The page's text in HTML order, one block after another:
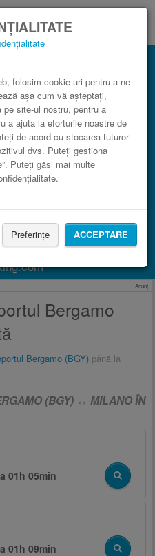
folosim cookie-uri pentru a ne
așa cum vă așteptați,
site-ul nostru, pentru a
a ajuta la eforturile noastre de
de acord cu stocarea tuturor
dvs. Puteți gestiona
Puteți găsi mai multe
Preferințe ACCEPTARE
Bergamo (BGY)
cu trenul.
de autocar ieftin.
CURSĂ
Anunţ
Bergamo
Bergamo (BGY) până la
(BGY) ↔ MILANO ÎN
01h 05min
01h 09min